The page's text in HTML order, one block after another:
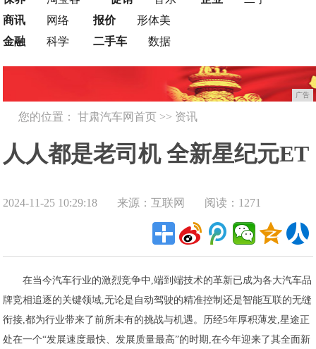
商讯
网络
金融
科学
报价
形体美
二手车
数据
广告
您的位置：甘肃汽车网首页 >> 资讯
人人都是老司机 全新星纪元ET
增程四驱端到端无图智驾来
2024-11-25 10:29:18 来源：互联网 阅读：1271
在当今汽车行业的激烈竞争中,端到端技术的革新已成为各大汽车品
牌竞相追逐的关键领域,无论是自动驾驶的精准控制还是智能互联的无缝
衔接,都为行业带来了前所未有的挑战与机遇。历经5年厚积薄发,星途正
处在一个“发展速度最快、发展质量最高”的时期,在今年迎来了其全面新